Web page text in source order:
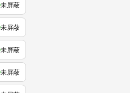
未屏蔽
未屏蔽
未屏蔽
未屏蔽